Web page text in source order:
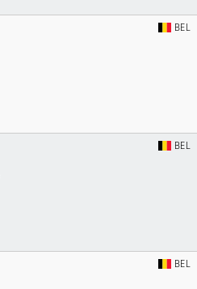
BEL
BEL
BEL